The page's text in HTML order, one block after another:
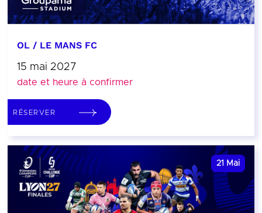
OL / LE MANS FC
15 mai 2027
date et heure à confirmer
RÉSERVER
21 Mai